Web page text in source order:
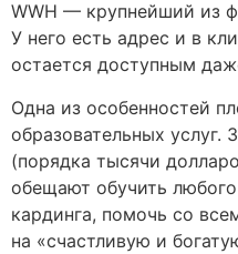
WWH — крупнейший из
У него есть адрес и в
остается доступным
Одна из особенностей
образовательных
(порядка тысячи
обещают обучить
кардинга, помочь со
на «счастливую и